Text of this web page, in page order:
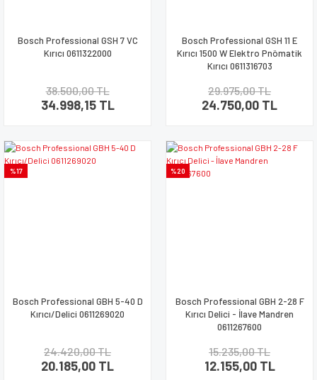
Bosch Professional GSH 7 VC
Kırıcı 0611322000
38.500,00 TL
34.998,15 TL
Bosch Professional GSH 11 E
Kırıcı 1500 W Elektro Pnömatik
Kırıcı 0611316703
29.975,00 TL
24.750,00 TL
%17
Bosch Professional GBH 5-40 D
Kırıcı/Delici 0611269020
24.420,00 TL
20.185,00 TL
%20
Bosch Professional GBH 2-28 F
Kırıcı Delici - İlave Mandren
0611267600
15.235,00 TL
12.155,00 TL